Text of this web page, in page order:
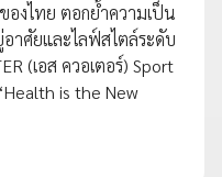
งไทย ตอกย้ำความเป็น
าศัยและไลฟ์สไตล์ระดับ
(เอส ควอเตอร์) Sport
is the New